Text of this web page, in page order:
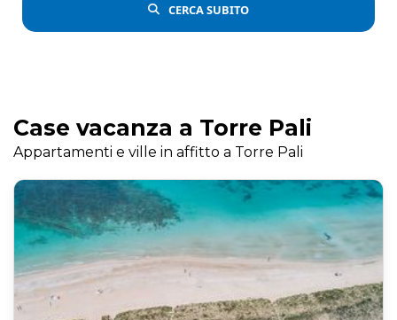
CERCA SUBITO
Case vacanza a Torre Pali
Appartamenti e ville in affitto a Torre Pali